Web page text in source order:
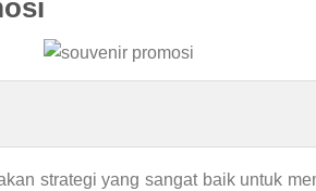
strategi yang sangat baik untuk